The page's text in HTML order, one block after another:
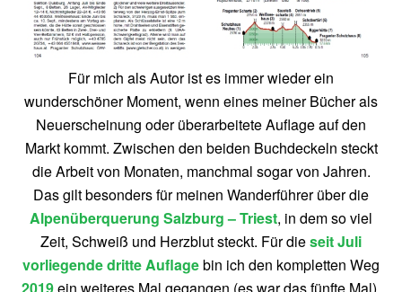
Für mich als Autor ist es immer wieder ein
wunderschöner Moment, wenn eines meiner Bücher als
Neuerscheinung oder überarbeitete Auflage auf den
Markt kommt. Zwischen den beiden Buchdeckeln steckt
die Arbeit von Monaten, manchmal sogar von Jahren.
Das gilt besonders für meinen Wanderführer über die
Alpenüberquerung Salzburg – Triest, in dem so viel
Zeit, Schweiß und Herzblut steckt. Für dieseit Juli
vorliegende dritte Auflagebin ich den kompletten Weg